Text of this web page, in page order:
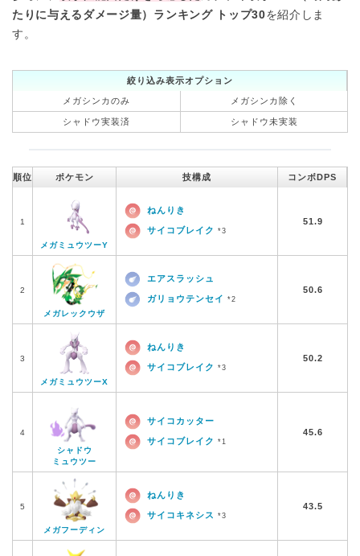
たりに与えるダメージ量）ランキング トップ30を紹介しま
す。
絞り込み表示オプション
メガシンカのみ メガシンカ除く
シャドウ実装済 シャドウ未実装
順位 ポケモン 技構成 コンボDPS
1
メガミュウツーY
ねんりき
サイコブレイク *3
51.9
2
メガレックウザ
エアスラッシュ
ガリョウテンセイ *2
50.6
3
メガミュウツーX
ねんりき
サイコブレイク *3
50.2
4
シャドウ
ミュウツー
サイコカッター
サイコブレイク *1
45.6
5
メガフーディン
ねんりき
サイコキネシス *3
43.5